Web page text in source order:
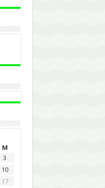
M
3
10
17